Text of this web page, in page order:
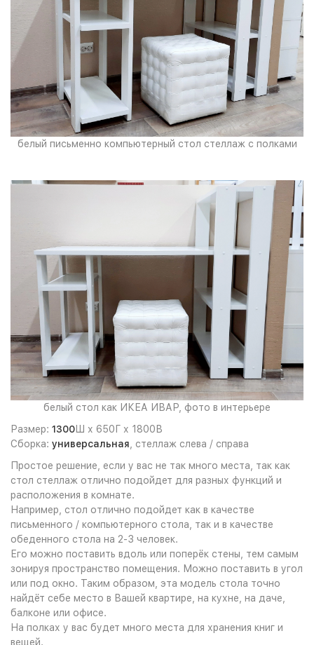
белый письменно компьютерный стол стеллаж с полками
белый стол как ИКЕА ИВАР, фото в интерьере
Размер: 1300 Ш х 650Г х 1800В
Сборка: универсальная , стеллаж слева / справа
Простое решение, если у вас не так много места, так как
стол стеллаж отлично подойдет для разных функций и
расположения в комнате.
Например, стол отлично подойдет как в качестве
письменного / компьютерного стола, так и в качестве
обеденного стола на 2-3 человек.
Его можно поставить вдоль или поперёк стены, тем самым
зонируя пространство помещения. Можно поставить в угол
или под окно. Таким образом, эта модель стола точно
найдёт себе место в Вашей квартире, на кухне, на даче,
балконе или офисе.
На полках у вас будет много места для хранения книг и
вещей.